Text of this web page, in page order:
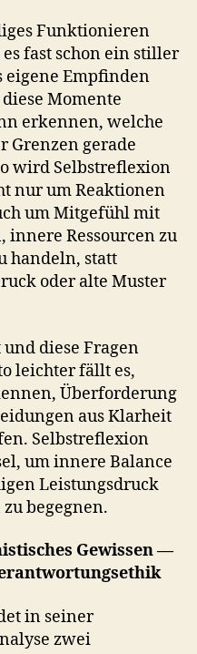
Funktionieren
fast schon ein stiller
eigene Empfinden
Momente
erkennen, welche
Grenzen gerade
wird Selbstreflexion
nur um Reaktionen
um Mitgefühl mit
innere Ressourcen zu
handeln, statt
oder alte Muster
diese Fragen
leichter fällt es,
Überforderung
aus Klarheit
Selbstreflexion
um innere Balance
Leistungsdruck
begegnen.
Gewissen —
in seiner
zwei